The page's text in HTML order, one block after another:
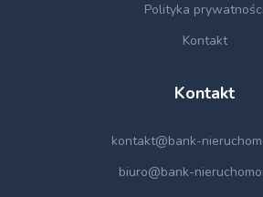
Polityka prywatności
Kontakt
Kontakt
kontakt@bank-
biuro@bank-